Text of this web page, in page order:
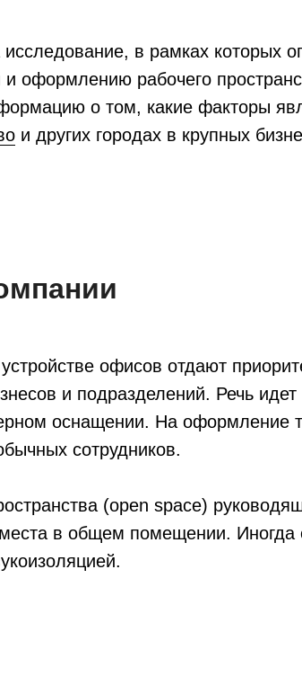
в рамках которых
оформлению рабочего
о том, какие факторы
и других городах в крупных
офисов отдают
и подразделений. Речь идет
оснащении. На оформление
сотрудников.
(open space)
в общем помещении. Иногда